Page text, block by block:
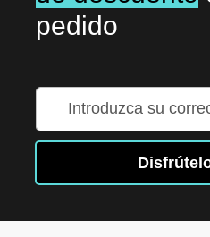
pedido
nuestro
de